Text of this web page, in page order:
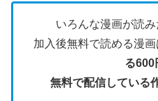
いろんな漫画が読
加入後無料で読める漫画
る600
無料で配信している